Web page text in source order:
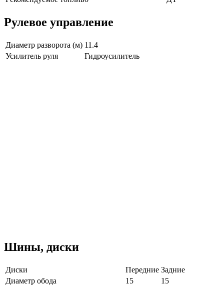
Рулевое управление
Диаметр разворота (м) 11.4
Усилитель руля
Гидроусилитель
Шины, диски
Диски Передние Задние
Диаметр обода
15
15